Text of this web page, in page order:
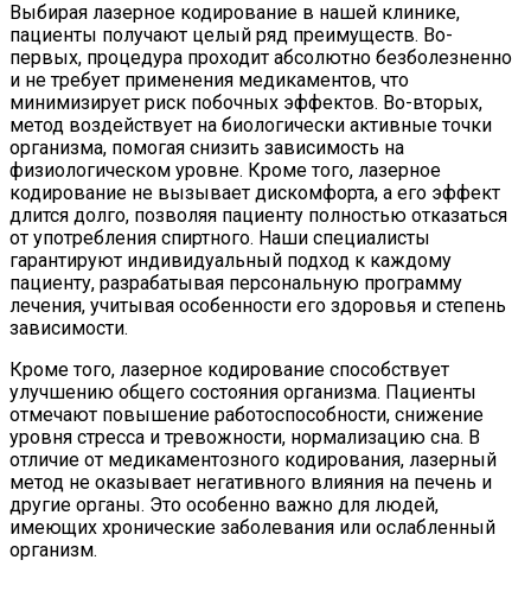
Выбирая лазерное кодирование в нашей клинике,
пациенты получают целый ряд преимуществ. Во-
первых, процедура проходит абсолютно безболезненно
и не требует применения медикаментов, что
минимизирует риск побочных эффектов. Во-вторых,
метод воздействует на биологически активные точки
организма, помогая снизить зависимость на
физиологическом уровне. Кроме того, лазерное
кодирование не вызывает дискомфорта, а его эффект
длится долго, позволяя пациенту полностью отказаться
от употребления спиртного. Наши специалисты
гарантируют индивидуальный подход к каждому
пациенту, разрабатывая персональную программу
лечения, учитывая особенности его здоровья и степень
зависимости.
Кроме того, лазерное кодирование способствует
улучшению общего состояния организма. Пациенты
отмечают повышение работоспособности, снижение
уровня стресса и тревожности, нормализацию сна. В
отличие от медикаментозного кодирования, лазерный
метод не оказывает негативного влияния на печень и
другие органы. Это особенно важно для людей,
имеющих хронические заболевания или ослабленный
организм.